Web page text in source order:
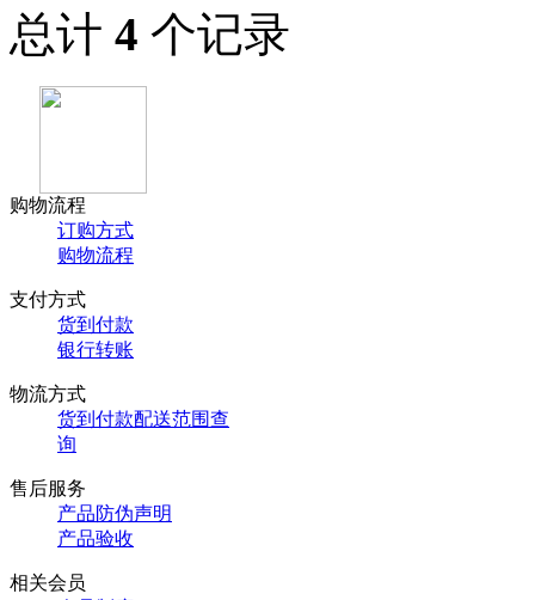
总计 4 个记录
购物流程
订购方式
购物流程
支付方式
货到付款
银行转账
物流方式
货到付款配送范围查
询
售后服务
产品防伪声明
产品验收
相关会员